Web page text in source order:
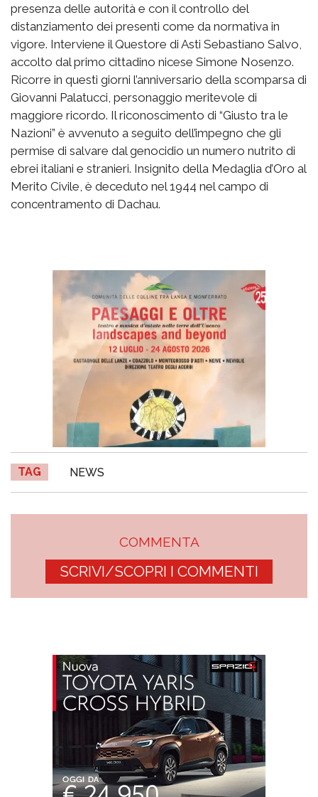
presenza delle autorità e con il controllo del
distanziamento dei presenti come da normativa in
vigore. Interviene il Questore di Asti Sebastiano Salvo,
accolto dal primo cittadino nicese Simone Nosenzo.
Ricorre in questi giorni l’anniversario della scomparsa di
Giovanni Palatucci, personaggio meritevole di
maggiore ricordo. Il riconoscimento di “Giusto tra le
Nazioni” è avvenuto a seguito dell’impegno che gli
permise di salvare dal genocidio un numero nutrito di
ebrei italiani e stranieri. Insignito della Medaglia d’Oro al
Merito Civile, è deceduto nel 1944 nel campo di
concentramento di Dachau.
TAG NEWS
COMMENTA
SCRIVI/SCOPRI I COMMENTI